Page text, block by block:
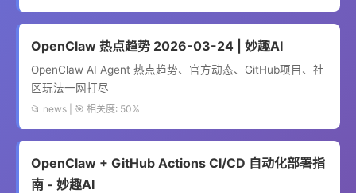
OpenClaw 热点趋势 2026-03-24 | 妙趣AI
OpenClaw AI Agent 热点趋势、官方动态、GitHub项目、社
区玩法一网打尽
📂 news | 🎯 相关度: 50%
OpenClaw + GitHub Actions CI/CD 自动化部署指
南 - 妙趣AI